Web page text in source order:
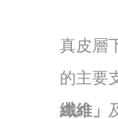
真皮層
的主要
纖維」